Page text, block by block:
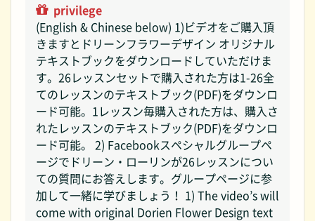
privilege
(English & Chinese below) 1)ビデオをご購入頂
きますとドリーンフラワーデザイン オリジナル
テキストブックをダウンロードしていただけま
す。26レッスンセットで購入された方は1-26全
てのレッスンのテキストブック(PDF)をダウンロ
ード可能。1レッスン毎購入された方は、購入さ
れたレッスンのテキストブック(PDF)をダウンロ
ード可能。 2) Facebookスペシャルグループペ
ージでドリーン・ローリンが26レッスンについ
ての質問にお答えします。グループページに参
加して一緒に学びましょう！ 1) The video’s will
come with original Dorien Flower Design text